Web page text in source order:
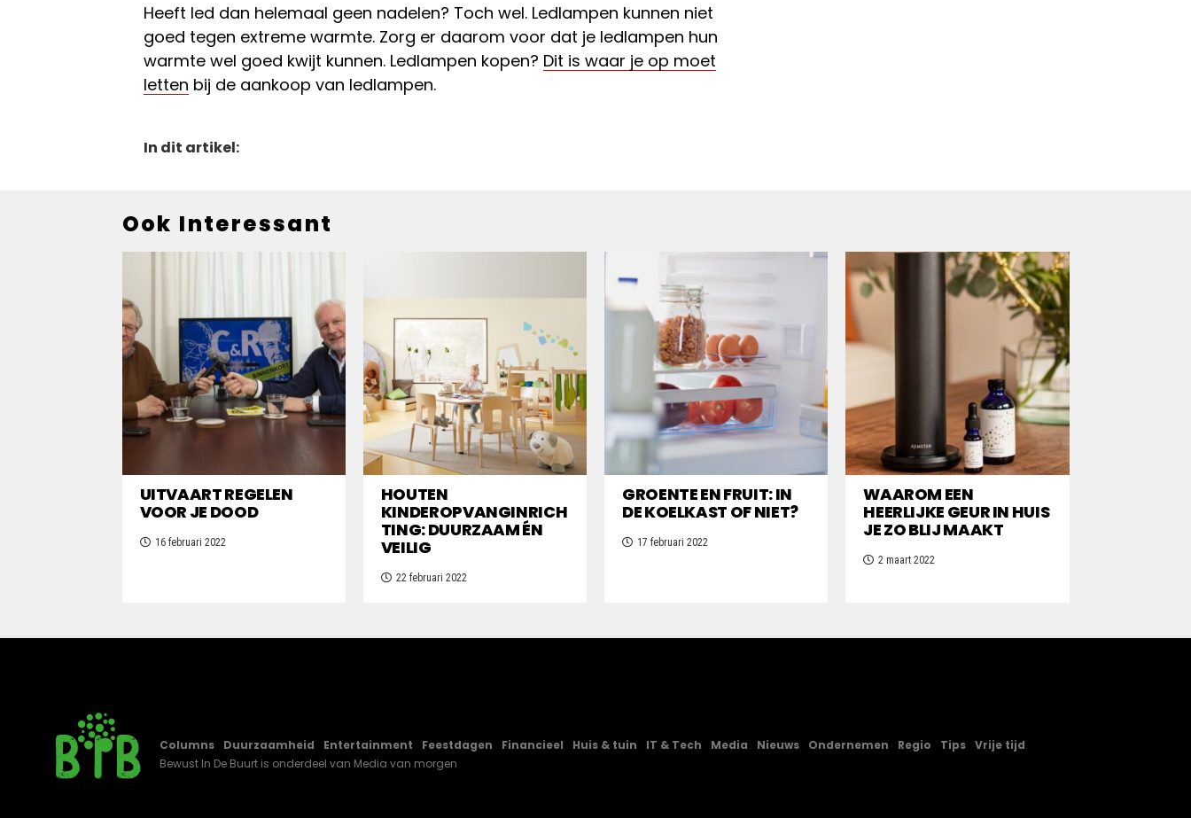
Heeft led dan helemaal geen nadelen? Toch wel. Ledlampen kunnen niet
goed tegen extreme warmte. Zorg er daarom voor dat je ledlampen hun
warmte wel goed kwijt kunnen. Ledlampen kopen? Dit is waar je op moet
letten bij de aankoop van ledlampen.
In dit artikel:
Ook Interessant
UITVAART REGELEN
VOOR JE DOOD
16 februari 2022
HOUTEN
KINDEROPVANGINRICH
TING: DUURZAAM ÉN
VEILIG
22 februari 2022
GROENTE EN FRUIT: IN
DE KOELKAST OF NIET?
17 februari 2022
WAAROM EEN
HEERLIJKE GEUR IN HUIS
JE ZO BLIJ MAAKT
2 maart 2022
Columns Duurzaamheid Entertainment Feestdagen Financieel Huis & tuin IT & Tech Media Nieuws Ondernemen Regio Tips Vrije tijd
Bewust In De Buurt is onderdeel van Media van morgen